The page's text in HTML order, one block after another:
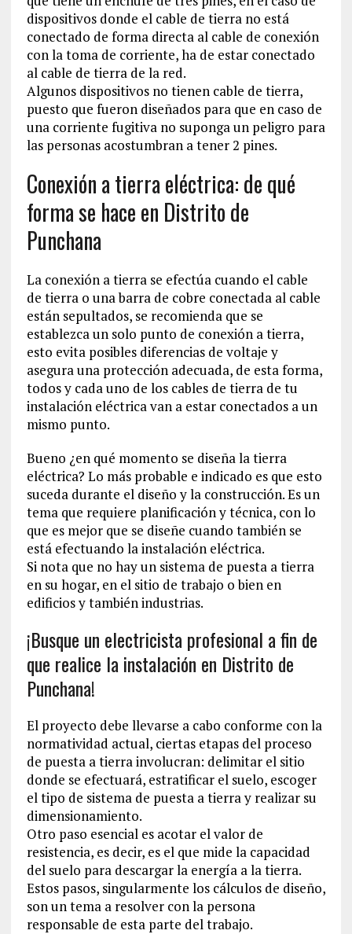
dispositivos donde el cable de tierra no está
conectado de forma directa al cable de conexión
con la toma de corriente, ha de estar conectado
al cable de tierra de la red.
Algunos dispositivos no tienen cable de tierra,
puesto que fueron diseñados para que en caso de
una corriente fugitiva no suponga un peligro para
las personas acostumbran a tener 2 pines.
Conexión a tierra eléctrica: de qué
forma se hace en Distrito de
Punchana
La conexión a tierra se efectúa cuando el cable
de tierra o una barra de cobre conectada al cable
están sepultados, se recomienda que se
establezca un solo punto de conexión a tierra,
esto evita posibles diferencias de voltaje y
asegura una protección adecuada, de esta forma,
todos y cada uno de los cables de tierra de tu
instalación eléctrica van a estar conectados a un
mismo punto.
Bueno ¿en qué momento se diseña la tierra
eléctrica? Lo más probable e indicado es que esto
suceda durante el diseño y la construcción. Es un
tema que requiere planificación y técnica, con lo
que es mejor que se diseñe cuando también se
está efectuando la instalación eléctrica.
Si nota que no hay un sistema de puesta a tierra
en su hogar, en el sitio de trabajo o bien en
edificios y también industrias.
¡Busque un electricista profesional a fin de
que realice la instalación en Distrito de
Punchana!
El proyecto debe llevarse a cabo conforme con la
normatividad actual, ciertas etapas del proceso
de puesta a tierra involucran: delimitar el sitio
donde se efectuará, estratificar el suelo, escoger
el tipo de sistema de puesta a tierra y realizar su
dimensionamiento.
Otro paso esencial es acotar el valor de
resistencia, es decir, es el que mide la capacidad
del suelo para descargar la energía a la tierra.
Estos pasos, singularmente los cálculos de diseño,
son un tema a resolver con la persona
responsable de esta parte del trabajo.